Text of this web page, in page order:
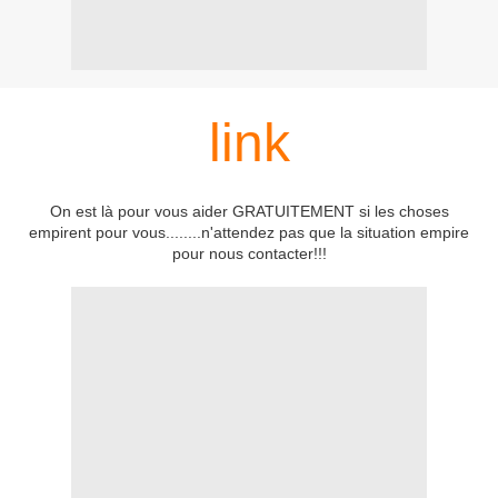
link
On est là pour vous aider GRATUITEMENT si les choses
empirent pour vous........n'attendez pas que la situation empire
pour nous contacter!!!